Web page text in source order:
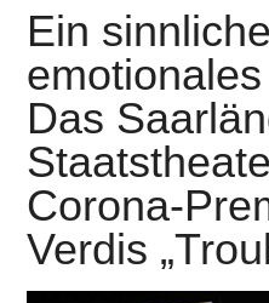
Ein
Das
Corona-
Verdis